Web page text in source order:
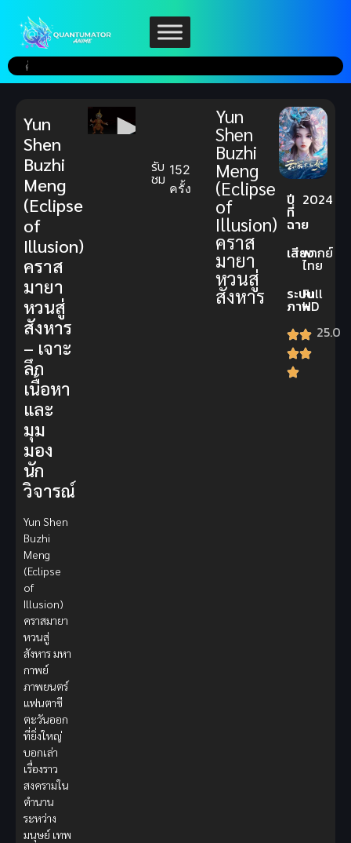
รับ
ชม 152
ครั้ง
Yun
Shen
Buzhi
Meng
(Eclipse
of
Illusion)
คราส
มายา
หวนสู่
สังหาร
ปี
ที่
ฉาย
2024
เสียงพากย์
ไทย
ระบบ
ภาพ
Full
HD
25.0
Yun
Shen
Buzhi
Meng
(Eclipse
of
Illusion)
คราส
มายา
หวนสู่
สังหาร
– เจาะ
ลึก
เนื้อหา
และ
มุม
มอง
นัก
วิจารณ์
Yun Shen
Buzhi
Meng
(Eclipse
of
Illusion)
คราสมายา
หวนสู่
สังหาร มหา
กาพย์
ภาพยนตร์
แฟนตาซี
ตะวันออก
ที่ยิ่งใหญ่
บอกเล่า
เรื่องราว
สงครามใน
ตำนาน
ระหว่าง
มนุษย์ เทพ